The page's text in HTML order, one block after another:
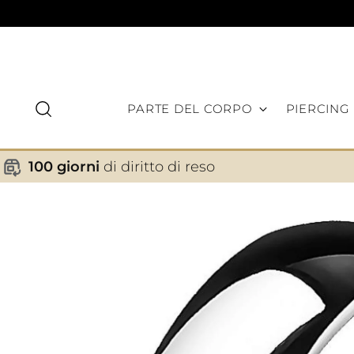
PARTE DEL CORPO PIERCING
100 giorni di diritto di reso